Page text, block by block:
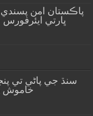
پاڪستان امن
ڀارتي
سنڌ جي پاڻي تي
خاموش